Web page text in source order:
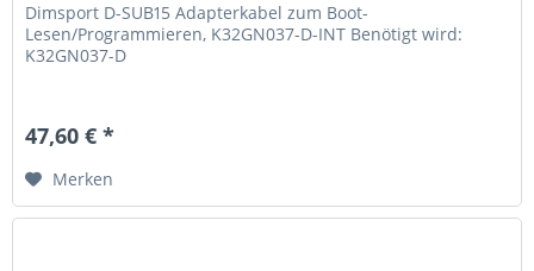
Dimsport D-SUB15 Adapterkabel zum Boot-
Lesen/Programmieren, K32GN037-D-INT Benötigt wird:
K32GN037-D
47,60 € *
Merken